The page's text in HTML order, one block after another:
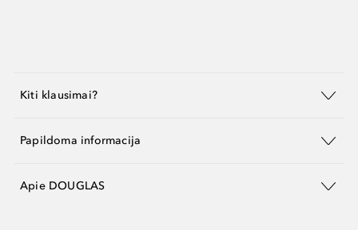
Kiti klausimai?
Papildoma informacija
Apie DOUGLAS